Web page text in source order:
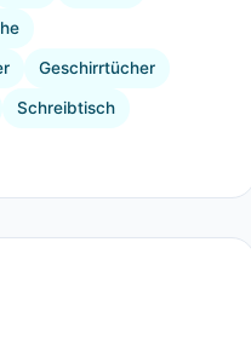
Geschirrtücher
Schreibtisch